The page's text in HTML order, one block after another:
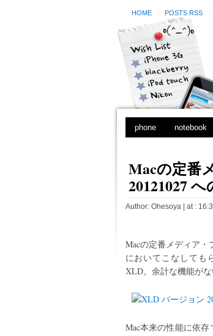
HOME POSTS RSS
phone notebook
Macの定番
20121027
Author: Ohesoya| at :
Macの定番メディア
においてこなしても
XLD。余計な機能がな
Mac本来の性能に依